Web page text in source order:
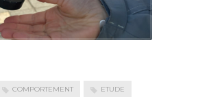
COMPORTEMENT ETUDE